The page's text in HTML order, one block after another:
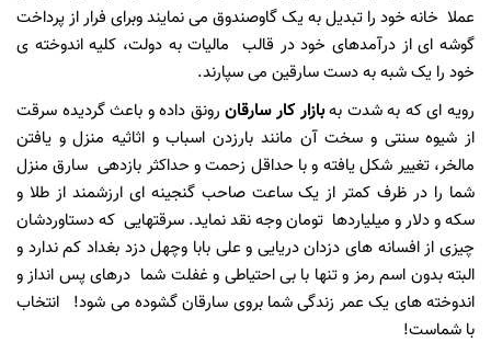
عملا خانه خود را تبدیل به یک گاوصندوق می نمایند وبرای فرار از پرداخت
گوشه ای از درآمدهای خود در قالب مالیات به دولت، کلیه اندوخته ی
خود را یک شبه به دست سارقین می سپارند.
رویه ای که به شدت بهبازار کار سارقانرونق داده و باعث گردیده سرقت
از شیوه سنتی و سخت آن مانند بارزدن اسباب و اثاثیه منزل و یافتن
مالخر، تغییر شکل یافته و با حداقل زحمت و حداکثر بازدهی سارق منزل
شما را در ظرف کمتر از یک ساعت صاحب گنجینه ای ارزشمند از طلا و
سکه و دلار و میلیاردها تومان وجه نقد نماید. سرقتهایی که دستاوردشان
چیزی از افسانه های دزدان دریایی و علی بابا وچهل دزد بغداد کم ندارد و
البته بدون اسم رمز و تنها با بی احتیاطی و غفلت شما درهای پس انداز و
اندوخته های یک عمر زندگی شما بروی سارقان گشوده می شود! انتخاب
با شماست!